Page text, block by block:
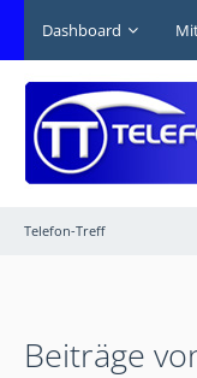
Dashboard
Telefon-Treff
Beiträge